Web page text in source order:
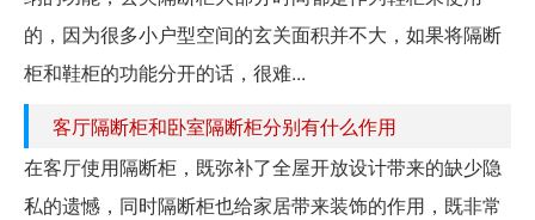
的，因为很多小户型空间的玄关面积并不大，如果将隔断
柜和鞋柜的功能分开的话，很难...
客厅隔断柜和卧室隔断柜分别有什么作用
在客厅使用隔断柜，既弥补了全屋开放设计带来的缺少隐
私的遗憾，同时隔断柜也给家居带来装饰的作用，既非常